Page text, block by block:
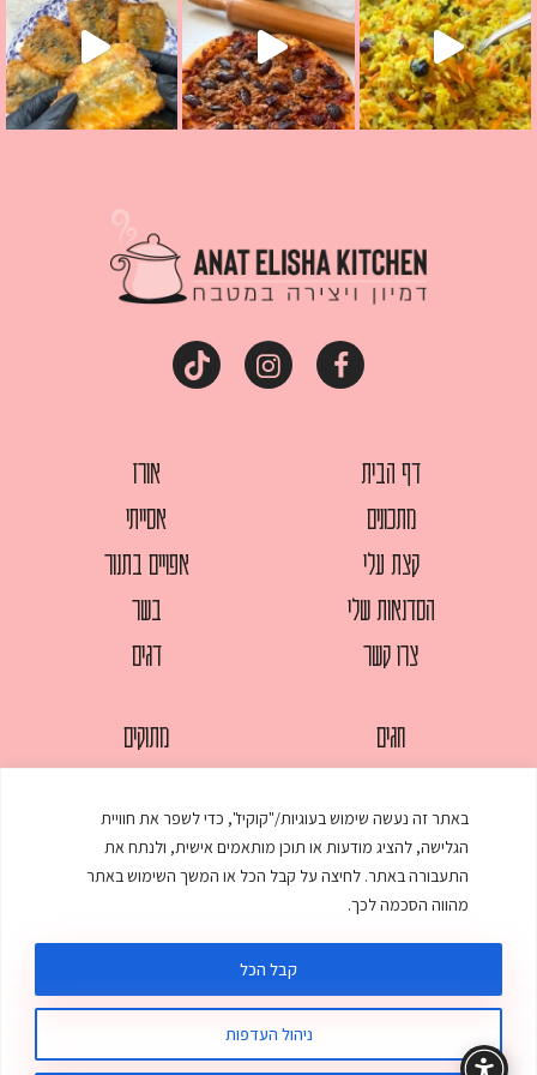
באתר זה נעשה שימוש בעוגיות/"קוקיז", כדי לשפר את חוויית
הגלישה, להציג מודעות או תוכן מותאמים אישית, ולנתח את
התעבורה באתר. לחיצה על קבל הכל או המשך השימוש באתר
מהווה הסכמה לכך.
ניהול העדפות
קבל הכל
דף הבית
מתכונים
קצת עלי
הסדנאות שלי
צרו קשר
אורז
אסייתי
אפויים בתנור
בשר
דגים
חגים
מאפים
ממולאים
מרקים
מתוקים
עוגות
עוף
© כל הזכויות שמורות לענת אלישע | עיצוב ובניית אתר